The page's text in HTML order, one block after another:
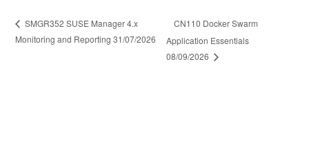
SMGR352 SUSE Manager 4.x
Monitoring and Reporting 31/07/2026
CN110 Docker Swarm
Application Essentials
08/09/2026